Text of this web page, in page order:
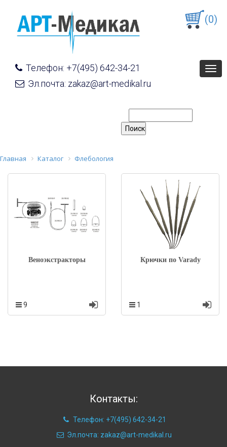
Телефон: +7(495) 642-34-21
Эл.почта: zakaz@art-medikal.ru
(0)
Главная Каталог Флебология
Веноэкстракторы
9
Крючки по Varady
1
Контакты:
Телефон: +7(495) 642-34-21
Эл.почта: zakaz@art-medikal.ru